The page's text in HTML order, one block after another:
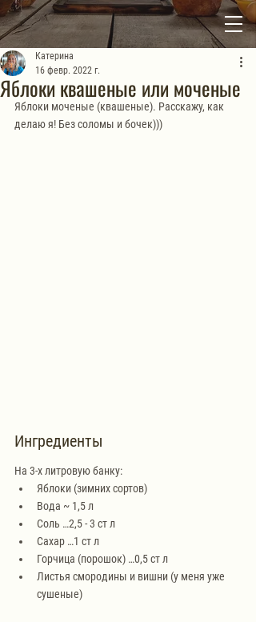
Яблоки квашеные или моченые
Катерина
16 февр. 2022 г.
Яблоки моченые (квашеные). Расскажу, как
делаю я! Без соломы и бочек)))
Ингредиенты
На 3-х литровую банку:
Яблоки (зимних сортов)
Вода ~ 1,5 л
Соль …2,5 - 3 ст л
Сахар …1 ст л
Горчица (порошок) …0,5 ст л
Листья смородины и вишни (у меня уже
сушеные)